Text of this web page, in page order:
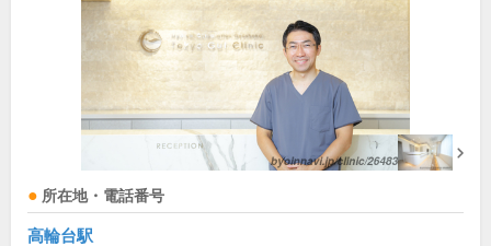
所在地・電話番号
高輪台駅